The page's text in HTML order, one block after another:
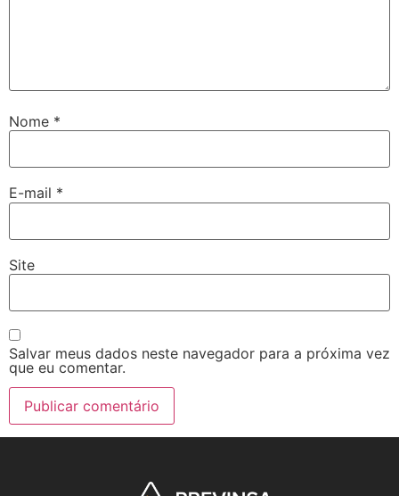
Nome *
E-mail *
Site
Salvar meus dados neste navegador para a próxima vez
que eu comentar.